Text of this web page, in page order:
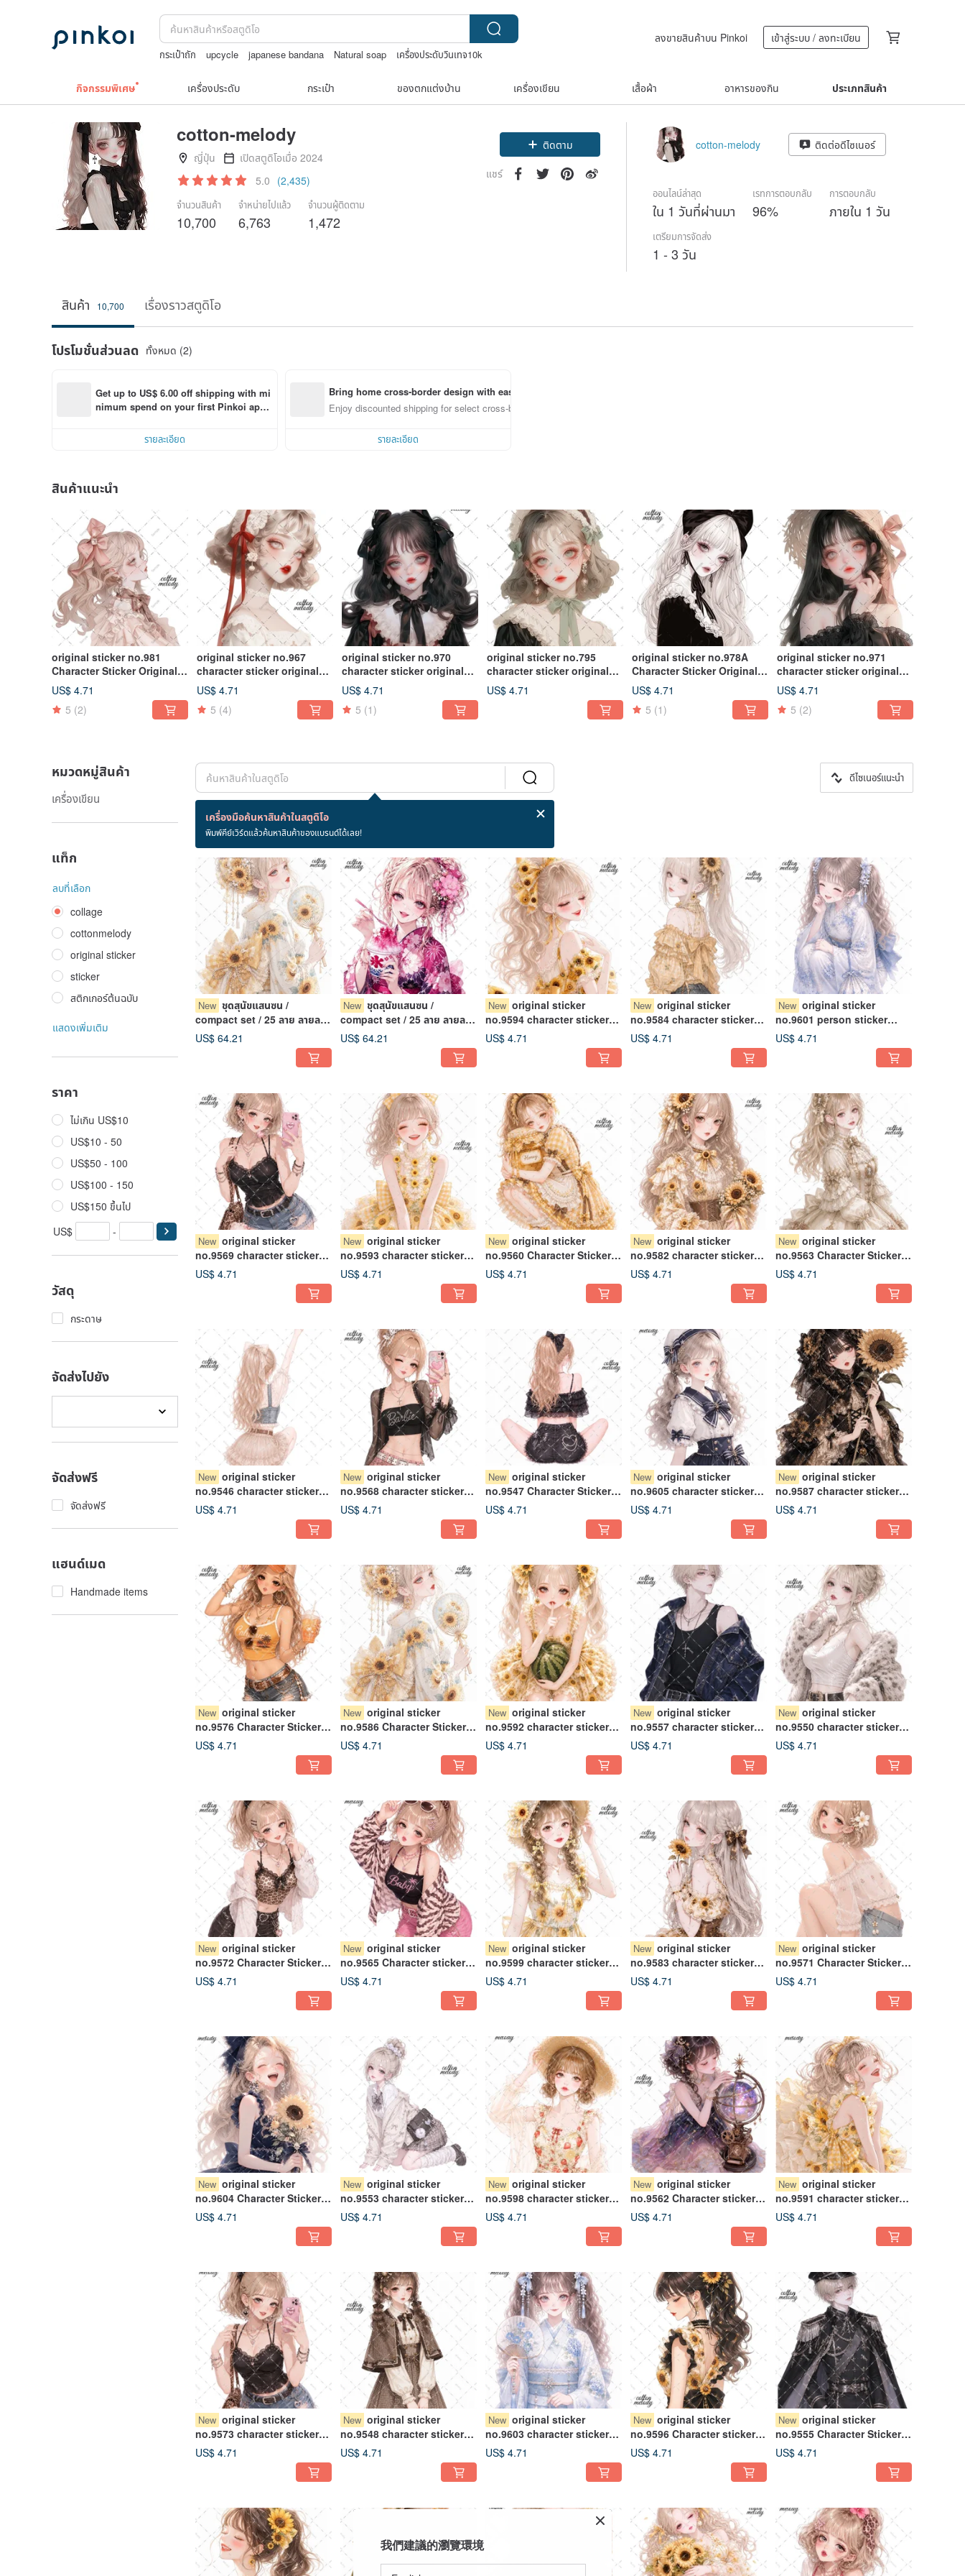
กระเป๋าถัก upcycle japanese bandana Natural soap
เครื่องประดับวินเทจ10k
ลงขายสินค้าบน Pinkoi เข้าสู่ระบบ / ลงทะเบียน
กิจกรรมพิเศษ เครื่องประดับ กระเป๋า ของตกแต่งบ้าน เครื่องเขียน เสื้อผ้า อาหารของกิน ประเภทสินค้า
cotton-melody
ญี่ปุ่น
เปิดสตูดิโอเมื่อ 2024
5.0 (2,435)
จำนวนสินค้า
10,700
จำหน่ายไปแล้ว
6,763
จำนวนผู้ติดตาม
1,472
ติดตาม
แชร์
cotton-melody ติดต่อดีไซเนอร์
ออนไลน์ล่าสุด
ใน 1 วันที่ผ่านมา
เรทการตอบกลับ
96%
การตอบกลับ
ภายใน 1 วัน
เตรียมการจัดส่ง
1 - 3 วัน
สินค้า 10,700 เรื่องราวสตูดิโอ
โปรโมชั่นส่วนลด ทั้งหมด (2)
Get up to US$ 6.00 off shipping with mi
nimum spend on your first Pinkoi app
รายละเอียด
Bring home cross-border design with ease
Enjoy discounted shipping for select cross-border items
รายละเอียด
สินค้าแนะนำ
original sticker no.981
Character Sticker Original
Sticker Character Sticker
Girl Sticker Original
Character Sticker
US$ 4.71
5 (2)
original sticker no.967
character sticker original
sticker character sticker girl
sticker original character
sticker
US$ 4.71
5 (4)
original sticker no.970
character sticker original
sticker character sticker girl
sticker original character
sticker
US$ 4.71
5 (1)
original sticker no.795
character sticker original
sticker character sticker girl
sticker original character
US$ 4.71
original sticker no.978A
Character Sticker Original
Sticker Character Sticker
Girl Sticker Original
Character Sticker
US$ 4.71
5 (1)
original sticker no.971
character sticker original
sticker character sticker girl
sticker original character
sticker
US$ 4.71
5 (2)
หมวดหมู่สินค้า
เครื่องเขียน
แท็ก
ลบที่เลือก
collage
cottonmelody
original sticker
sticker
สติกเกอร์ต้นฉบับ
แสดงเพิ่มเติม
ราคา
ไม่เกิน US$10
US$10 - 50
US$50 - 100
US$100 - 150
US$150 ขึ้นไป
US$
-
วัสดุ
กระดาษ
จัดส่งไปยัง
จัดส่งฟรี
จัดส่งฟรี
แฮนด์เมด
Handmade items
เครื่องมือค้นหาสินค้าในสตูดิโอ
พิมพ์คีย์เวิร์ดแล้วค้นหาสินค้าของแบรนด์ได้เลย!
ดีไซเนอร์แนะนำ
สินค้า 10,700 ชิ้น
collage
New ชุดสุนัขแสนซน /
compact set / 25 ลาย ลายละ
3 แผ่น / สติกเกอร์ตัวละคร /
พร้อมของแ
US$ 64.21
New ชุดสุนัขแสนซน /
compact set / 25 ลาย ลายละ
3 แผ่น / สติกเกอร์ตัวละคร /
พร้อมของแ
US$ 64.21
New original sticker
no.9594 character sticker
original sticker character
sticker girl sticker original
US$ 4.71
New original sticker
no.9584 character sticker
original sticker character
sticker girl sticker original
US$ 4.71
New original sticker
no.9601 person sticker
original sticker person
sticker girl sticker original
US$ 4.71
New original sticker
no.9569 character sticker
original sticker character
sticker girl sticker original
US$ 4.71
New original sticker
no.9593 character sticker
original sticker character
sticker girl sticker original
US$ 4.71
New original sticker
no.9560 Character Sticker
Original Sticker Character
Sticker Girl Sticker Original
US$ 4.71
New original sticker
no.9582 character sticker
original sticker character
sticker girl sticker original
US$ 4.71
New original sticker
no.9563 Character Sticker
Original Sticker Character
Sticker Girl Sticker Original
US$ 4.71
New original sticker
no.9546 character sticker
original sticker character
sticker girl sticker original
US$ 4.71
New original sticker
no.9568 character sticker
original sticker character
sticker girl sticker original
US$ 4.71
New original sticker
no.9547 Character Sticker
Original Sticker Character
Sticker Girl Sticker Original
US$ 4.71
New original sticker
no.9605 character sticker
original sticker character
sticker girl sticker original
US$ 4.71
New original sticker
no.9587 character sticker
original sticker character
sticker girl sticker original
US$ 4.71
New original sticker
no.9576 Character Sticker
Original Sticker Character
Sticker Girl Sticker Original
US$ 4.71
New original sticker
no.9586 Character Sticker
Original Sticker Character
Sticker Girl Sticker Original
US$ 4.71
New original sticker
no.9592 character sticker
original sticker character
sticker girl sticker original
US$ 4.71
New original sticker
no.9557 character sticker
original sticker character
sticker girl sticker original
US$ 4.71
New original sticker
no.9550 character sticker
original sticker character
sticker girl sticker original
US$ 4.71
New original sticker
no.9572 Character Sticker
Original Sticker Character
Sticker Girl Sticker Original
US$ 4.71
New original sticker
no.9565 Character sticker
Original sticker Character
sticker Girl sticker Original
US$ 4.71
New original sticker
no.9599 character sticker
original sticker character
sticker girl sticker original
US$ 4.71
New original sticker
no.9583 character sticker
original sticker character
sticker girl sticker original
US$ 4.71
New original sticker
no.9571 Character Sticker
Original Sticker Character
Sticker Girl Sticker Original
US$ 4.71
New original sticker
no.9604 Character Sticker
Original Sticker Character
Sticker Girl Sticker Original
US$ 4.71
New original sticker
no.9553 character sticker
original sticker character
sticker girl sticker original
US$ 4.71
New original sticker
no.9598 character sticker
original sticker character
sticker girl sticker original
US$ 4.71
New original sticker
no.9562 Character sticker
Original sticker Character
sticker Girl sticker Original
US$ 4.71
New original sticker
no.9591 character sticker
original sticker character
sticker girl sticker original
US$ 4.71
New original sticker
no.9573 character sticker
original sticker character
sticker girl sticker original
US$ 4.71
New original sticker
no.9548 character sticker
original sticker character
sticker girl sticker original
US$ 4.71
New original sticker
no.9603 character sticker
original sticker character
sticker girl sticker original
US$ 4.71
New original sticker
no.9596 Character sticker
Original sticker Character
sticker Girl sticker Original
US$ 4.71
New original sticker
no.9555 Character Sticker
Original Sticker Character
Sticker Girl Sticker Original
US$ 4.71
我們建議的瀏覽環境